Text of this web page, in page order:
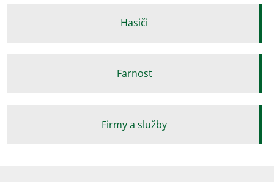
Hasiči
Farnost
Firmy a služby